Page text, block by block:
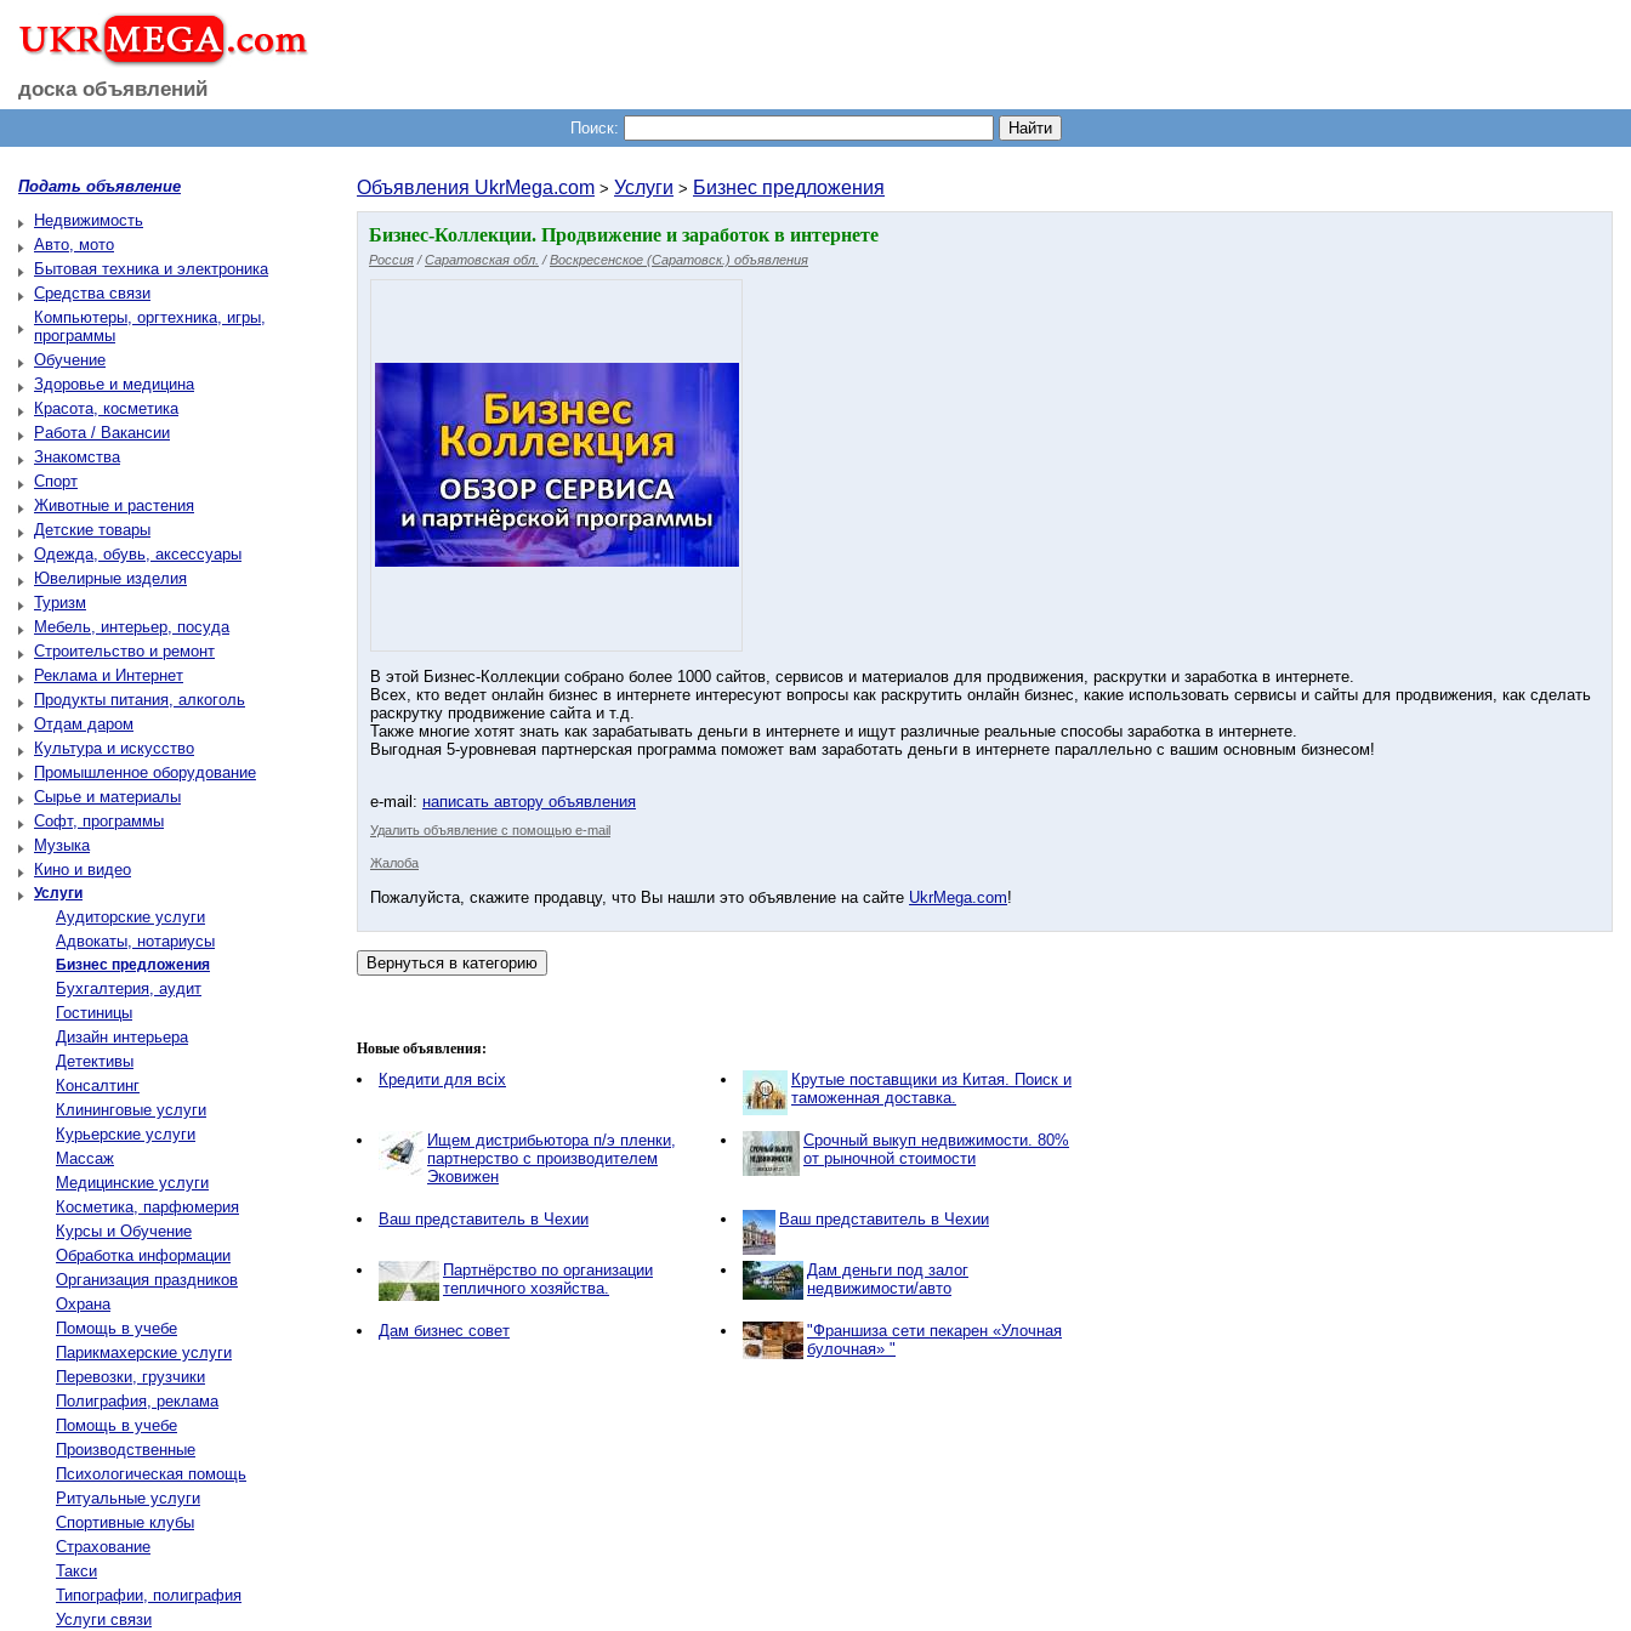
доска объявлений
Поиск:
Подать объявление
Недвижимость
Авто, мото
Бытовая техника и электроника
Средства связи
Компьютеры, оргтехника, игры,
программы
Обучение
Здоровье и медицина
Красота, косметика
Работа / Вакансии
Знакомства
Спорт
Животные и растения
Детские товары
Одежда, обувь, аксессуары
Ювелирные изделия
Туризм
Мебель, интерьер, посуда
Строительство и ремонт
Реклама и Интернет
Продукты питания, алкоголь
Отдам даром
Культура и искусство
Промышленное оборудование
Сырье и материалы
Софт, программы
Музыка
Кино и видео
Услуги
Аудиторские услуги
Адвокаты, нотариусы
Бизнес предложения
Бухгалтерия, аудит
Гостиницы
Дизайн интерьера
Детективы
Консалтинг
Клининговые услуги
Курьерские услуги
Массаж
Медицинские услуги
Косметика, парфюмерия
Курсы и Обучение
Обработка информации
Организация праздников
Охрана
Помощь в учебе
Парикмахерские услуги
Перевозки, грузчики
Полиграфия, реклама
Помощь в учебе
Производственные
Психологическая помощь
Ритуальные услуги
Спортивные клубы
Страхование
Такси
Типографии, полиграфия
Услуги связи
Объявления UkrMega.com > Услуги > Бизнес предложения
Бизнес-Коллекции. Продвижение и заработок в интернете
Россия /Саратовская обл. /Воскресенское (Саратовск.) объявления
В этой Бизнес-Коллекции собрано более 1000 сайтов, сервисов и материалов для продвижения, раскрутки и заработка в интернете.
Всех, кто ведет онлайн бизнес в интернете интересуют вопросы как раскрутить онлайн бизнес, какие использовать сервисы и сайты для продвижения, как сделать
раскрутку продвижение сайта и т.д.
Также многие хотят знать как зарабатывать деньги в интернете и ищут различные реальные способы заработка в интернете.
Выгодная 5-уровневая партнерская программа поможет вам заработать деньги в интернете параллельно с вашим основным бизнесом!
e-mail: написать автору объявления
Удалить объявление с помощью e-mail
Жалоба
Пожалуйста, скажите продавцу, что Вы нашли это объявление на сайте UkrMega.com!
Новые объявления:
Кредити для всіх
Крутые поставщики из Китая. Поиск и
таможенная доставка.
Ищем дистрибьютора п/э пленки,
партнерство с производителем
Эковижен
Срочный выкуп недвижимости. 80%
от рыночной стоимости
Ваш представитель в Чехии Ваш представитель в Чехии
Партнёрство по организации
тепличного хозяйства.
Дам деньги под залог
недвижимости/авто
Дам бизнес совет
"Франшиза сети пекарен «Улочная
булочная» "